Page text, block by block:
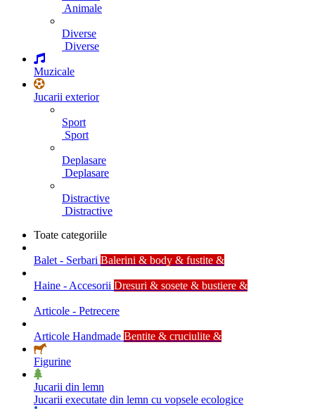
Animale
Diverse
Diverse
Muzicale
Jucarii exterior
Sport
Sport
Deplasare
Deplasare
Distractive
Distractive
Toate categoriile
Balet - Serbari Balerini & body & fustite &
Haine - Accesorii Dresuri & sosete & bustiere &
Articole - Petrecere
Articole Handmade Bentite & cruciulite &
Figurine
Jucarii din lemn
Jucarii executate din lemn cu vopsele ecologice